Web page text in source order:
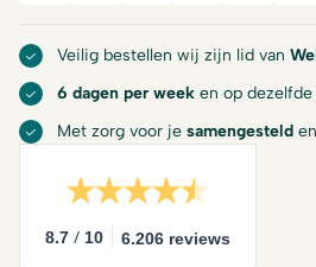
Veilig bestellen wij zijn lid van
6 dagen per week en op dezelfde
Met zorg voor je samengesteld
8.7 / 10 6.206 reviews